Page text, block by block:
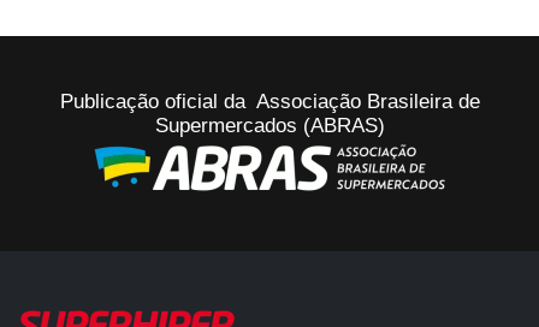
Publicação oficial da Associação Brasileira de
Supermercados (ABRAS)